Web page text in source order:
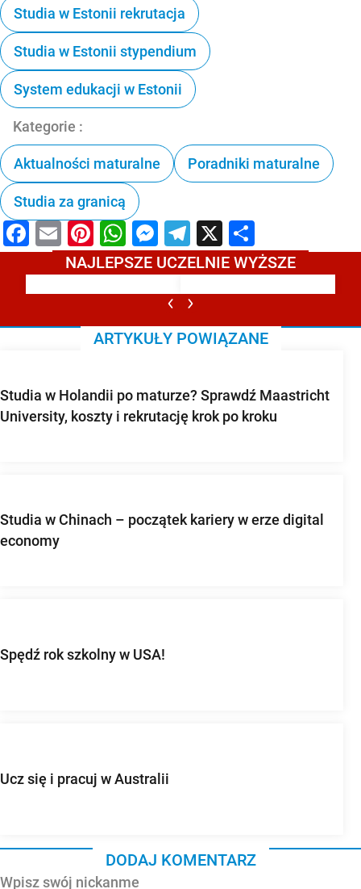
Studia w Estonii rekrutacja
Studia w Estonii stypendium
System edukacji w Estonii
Kategorie :
Aktualności maturalne Poradniki maturalne
Studia za granicą
Facebook
EmailPinterest
WhatsApp
Messenger
Telegram
X
NAJLEPSZE UCZELNIE WYŻSZE
ARTYKUŁY POWIĄZANE
Studia w Holandii po maturze? Sprawdź Maastricht
University, koszty i rekrutację krok po kroku
Studia w Chinach – początek kariery w erze digital
economy
Spędź rok szkolny w USA!
Ucz się i pracuj w Australii
DODAJ KOMENTARZ
Wpisz swój nickanme